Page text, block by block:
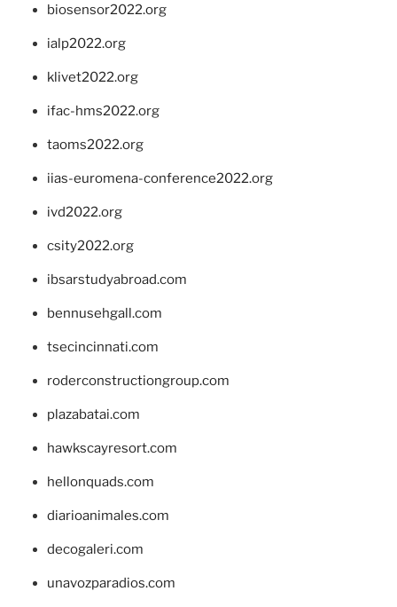
biosensor2022.org
ialp2022.org
klivet2022.org
ifac-hms2022.org
taoms2022.org
iias-euromena-conference2022.org
ivd2022.org
csity2022.org
ibsarstudyabroad.com
bennusehgall.com
tsecincinnati.com
roderconstructiongroup.com
plazabatai.com
hawkscayresort.com
hellonquads.com
diarioanimales.com
decogaleri.com
unavozparadios.com